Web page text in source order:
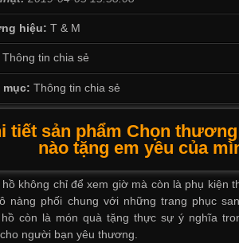
hiệu:T & M
Thông tin chia sẻ
mục: Thông tin chia sẻ
tiết sản phẩm Chọn
nào tặng em yêu của
không chỉ để xem giờ mà còn là phụ kiện
nàng phối chung với những trang phục
còn là món quà tặng thực sự ý nghĩa
người bạn yêu thương.